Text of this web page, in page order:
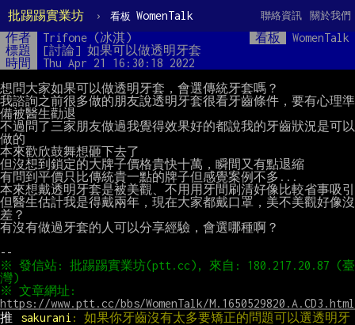
批踢踢實業坊 › 看板 WomenTalk 關於我們
聯絡資訊
作者 Trifone (冰淇) 看板
WomenTalk
標題
[討論] 如果可以做透明牙套
時間
Thu Apr 21 16:30:18 2022
想問大家如果可以做透明牙套，會選傳統牙套嗎？
我諮詢之前很多做的朋友說透明牙套很看牙齒條件，要有心理準
備被醫生勸退
不過問了三家朋友做過我覺得效果好的都說我的牙齒狀況是可以
做的
本來歡欣鼓舞想砸下去了
但沒想到鎖定的大牌子價格貴快十萬，瞬間又有點退縮
有問到平價只比傳統貴一點的牌子但感覺案例不多...
本來想戴透明牙套是被美觀、不用用牙間刷清好像比較省事吸引
但醫生估計我是得戴兩年，現在大家都戴口罩，美不美觀好像沒
差？
有沒有做過牙套的人可以分享經驗，會選哪種啊？
※ 發信站: 批踢踢實業坊(ptt.cc), 來自: 180.217.20.87 (臺
https://www.ptt.cc/bbs/WomenTalk/M.1650529820.A.CD3.html
推
sakurani : 如果你牙齒沒有太多要矯正的問題可以選透明牙